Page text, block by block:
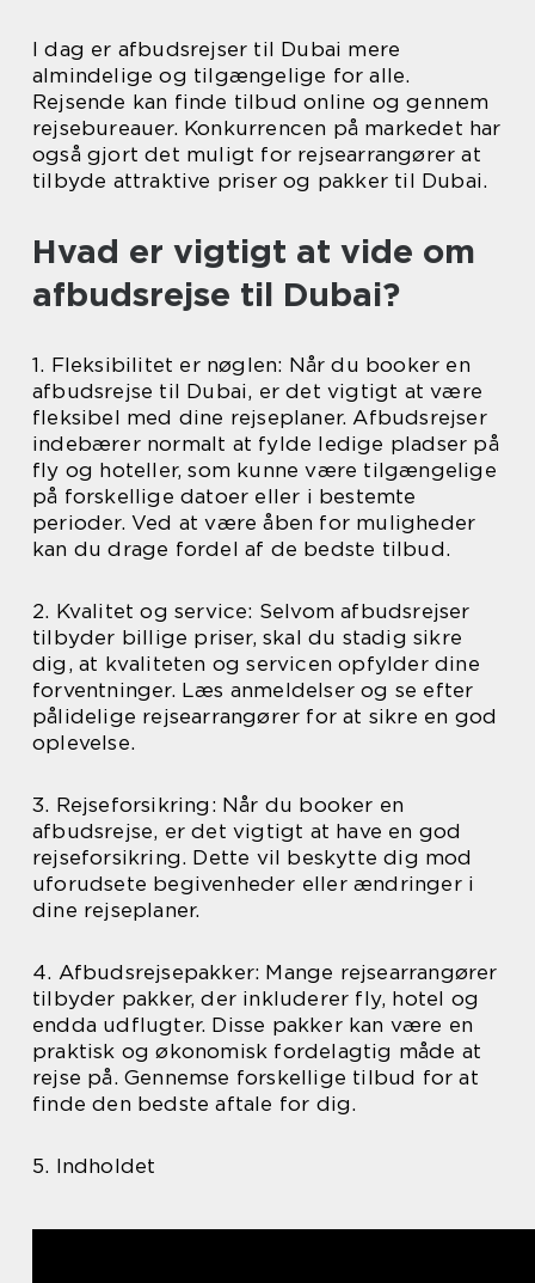
I dag er afbudsrejser til Dubai mere
almindelige og tilgængelige for alle.
Rejsende kan finde tilbud online og gennem
rejsebureauer. Konkurrencen på markedet har
også gjort det muligt for rejsearrangører at
tilbyde attraktive priser og pakker til Dubai.
Hvad er vigtigt at vide om
afbudsrejse til Dubai?
1. Fleksibilitet er nøglen: Når du booker en
afbudsrejse til Dubai, er det vigtigt at være
fleksibel med dine rejseplaner. Afbudsrejser
indebærer normalt at fylde ledige pladser på
fly og hoteller, som kunne være tilgængelige
på forskellige datoer eller i bestemte
perioder. Ved at være åben for muligheder
kan du drage fordel af de bedste tilbud.
2. Kvalitet og service: Selvom afbudsrejser
tilbyder billige priser, skal du stadig sikre
dig, at kvaliteten og servicen opfylder dine
forventninger. Læs anmeldelser og se efter
pålidelige rejsearrangører for at sikre en god
oplevelse.
3. Rejseforsikring: Når du booker en
afbudsrejse, er det vigtigt at have en god
rejseforsikring. Dette vil beskytte dig mod
uforudsete begivenheder eller ændringer i
dine rejseplaner.
4. Afbudsrejsepakker: Mange rejsearrangører
tilbyder pakker, der inkluderer fly, hotel og
endda udflugter. Disse pakker kan være en
praktisk og økonomisk fordelagtig måde at
rejse på. Gennemse forskellige tilbud for at
finde den bedste aftale for dig.
5. Indholdet